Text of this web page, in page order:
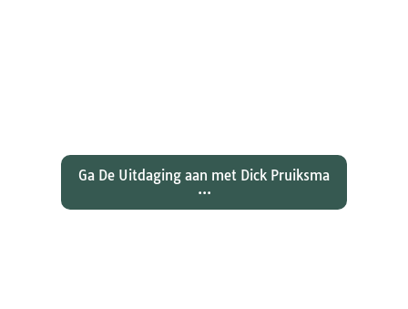
Ga De Uitdaging aan met Dick Pruiksma
...